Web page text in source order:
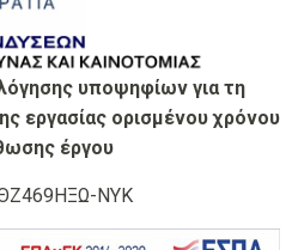
υποψηφίων για τη
εργασίας ορισμένου χρόνου
έργου
ΝΥΚ